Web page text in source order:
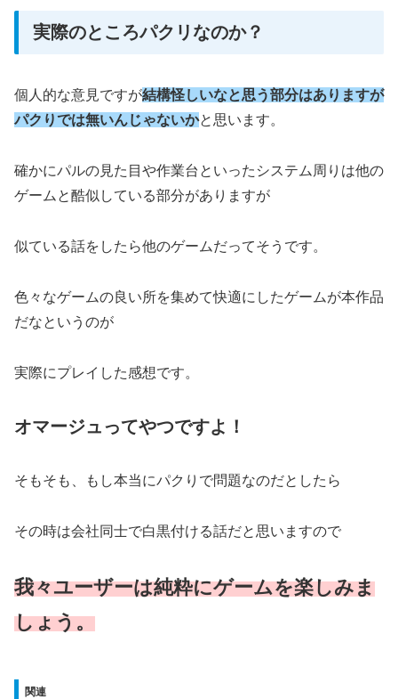
実際のところパクリなのか？
個人的な意見ですが結構怪しいなと思う部分はありますが
パクりでは無いんじゃないかと思います。
確かにパルの見た目や作業台といったシステム周りは他の
ゲームと酷似している部分がありますが
似ている話をしたら他のゲームだってそうです。
色々なゲームの良い所を集めて快適にしたゲームが本作品
だなというのが
実際にプレイした感想です。
オマージュってやつですよ！
そもそも、もし本当にパクりで問題なのだとしたら
その時は会社同士で白黒付ける話だと思いますので
我々ユーザーは純粋にゲームを楽しみま
しょう。
関連